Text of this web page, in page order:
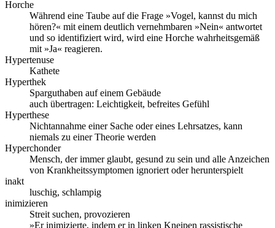
Horche
Während eine Taube auf die Frage »Vogel, kannst du mich
hören?« mit einem deutlich vernehmbaren »Nein« antwortet
und so identifiziert wird, wird eine Horche wahrheitsgemäß
mit »Ja« reagieren.
Hypertenuse
Kathete
Hyperthek
Sparguthaben auf einem Gebäude
auch übertragen: Leichtigkeit, befreites Gefühl
Hyperthese
Nichtannahme einer Sache oder eines Lehrsatzes, kann
niemals zu einer Theorie werden
Hyperchonder
Mensch, der immer glaubt, gesund zu sein und alle Anzeichen
von Krankheitssymptomen ignoriert oder herunterspielt
inakt
luschig, schlampig
inimizieren
Streit suchen, provozieren
»Er inimizierte, indem er in linken Kneipen rassistische